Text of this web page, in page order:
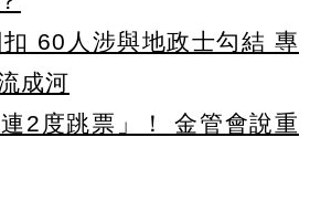
60人涉與地政士勾結 專
成河
2度跳票」！ 金管會說重